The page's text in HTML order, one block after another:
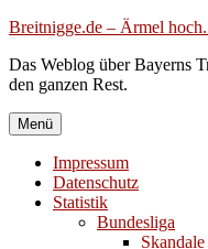
Zum
springen
Breitnigge.de – Ärmel
Das Weblog über Bayerns
den ganzen Rest.
Menü
Impressum
Datenschutz
Statistik
Bundesliga
Skandale